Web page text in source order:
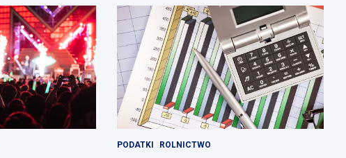
PODATKI ROLNICTWO